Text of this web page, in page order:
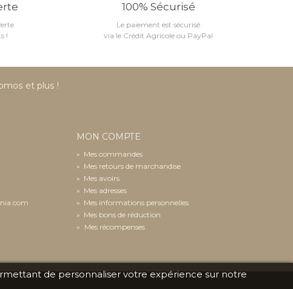
!
100% Sécurisé
Le paiement est sécurisé
via le Crédit Agricole ou PayPal
et plus !
MON COMPTE
» Mes commandes
» Mes retours de marchandise
» Mes avoirs
» Mes adresses
» Mes informations personnelles
» Mes bons de réduction
Mes récompenses
de personnaliser votre expérience sur notre